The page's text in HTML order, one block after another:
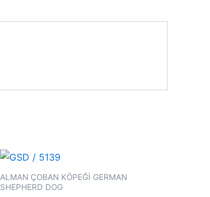
ALMAN ÇOBAN KÖPEĞİ GERMAN
SHEPHERD DOG